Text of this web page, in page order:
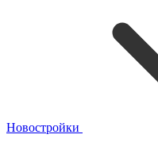
Новостройки